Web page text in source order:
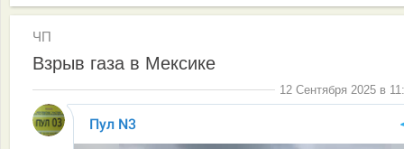
ЧП
Взрыв газа в Мексике
12 Сентября 2025 в